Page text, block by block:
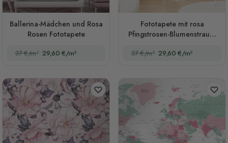
Ballerina-Mädchen und Rosa
Rosen Fototapete
37 €/m² 29,60 €/m²
Fototapete mit rosa
Pfingstrosen-Blumenstrauß-
37 €/m² 29,60 €/m²